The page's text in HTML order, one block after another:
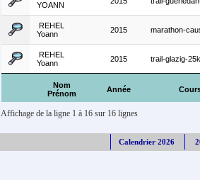
Nom
Prénom
Année
YOANN
REHEL
Yoann
2015 marathon-
REHEL
Yoann
2015 trail-glazig-
Affichage de la ligne 1 à 16 sur 16 lignes
Calendrier 2026